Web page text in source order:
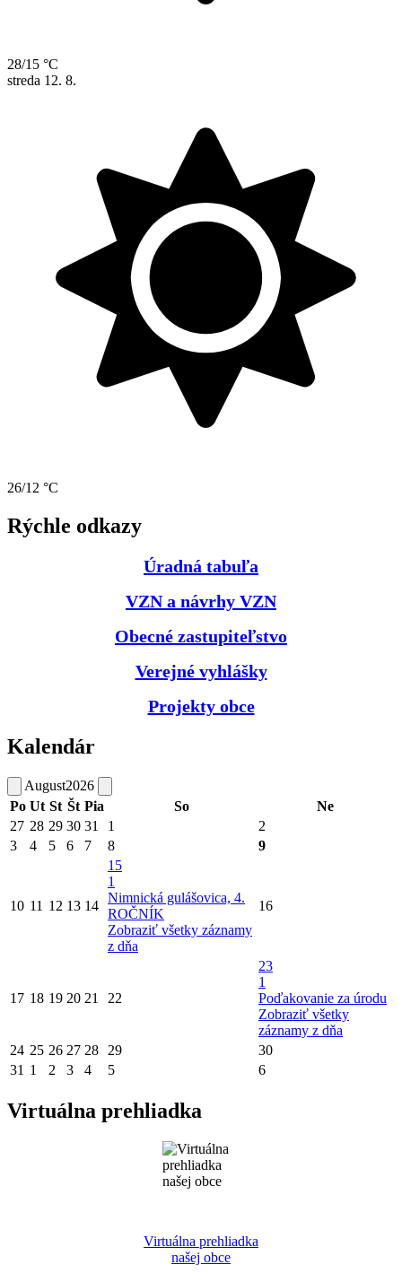
28/15 °C
streda 12. 8.
26/12 °C
Rýchle odkazy
Úradná tabuľa
VZN a návrhy VZN
Obecné zastupiteľstvo
Verejné vyhlášky
Projekty obce
Kalendár
August2026
Po Ut St Št Pia So
Ne
27 28 29 30 31 1
2
3
4 5 6 7 8 9
10 11 12 13 14
15
1
Nimnická gulášovica, 4.
ROČNÍK
Zobraziť všetky záznamy
z dňa
16
17 18 19 20 21 22
23
1
Poďakovanie za úrodu
Zobraziť všetky
záznamy z dňa
24 25 26 27 28 29
30
31 1 2 3 4 5 6
Virtuálna prehliadka
Virtuálna prehliadka
našej obce